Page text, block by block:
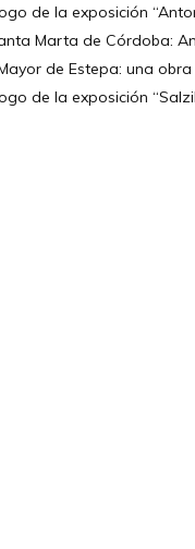
de la exposición
Marta de Córdoba:
de Estepa: una
de la exposición